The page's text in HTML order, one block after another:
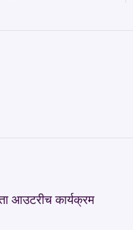
आउटरीच कार्यक्रम